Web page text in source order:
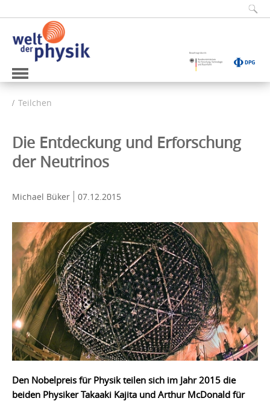
Teilchen
Die Entdeckung und Erforschung
der Neutrinos
Michael Büker 07.12.2015
Den Nobelpreis für Physik teilen sich im Jahr 2015 die
beiden Physiker Takaaki Kajita und Arthur McDonald für